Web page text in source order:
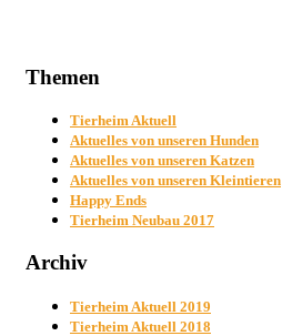
Themen
Tierheim Aktuell
Aktuelles von unseren Hunden
Aktuelles von unseren Katzen
Aktuelles von unseren Kleintieren
Happy Ends
Tierheim Neubau 2017
Archiv
Tierheim Aktuell 2019
Tierheim Aktuell 2018